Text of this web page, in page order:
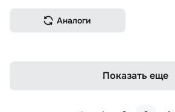
Аналоги
Показать еще